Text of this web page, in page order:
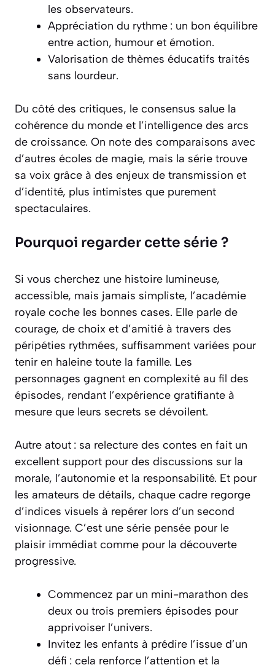
les observateurs.
Appréciation du rythme : un bon équilibre
entre action, humour et émotion.
Valorisation de thèmes éducatifs traités
sans lourdeur.
Du côté des critiques, le consensus salue la
cohérence du monde et l’intelligence des arcs
de croissance. On note des comparaisons avec
d’autres écoles de magie, mais la série trouve
sa voix grâce à des enjeux de transmission et
d’identité, plus intimistes que purement
spectaculaires.
Pourquoi regarder cette série ?
Si vous cherchez une histoire lumineuse,
accessible, mais jamais simpliste, l’académie
royale coche les bonnes cases. Elle parle de
courage, de choix et d’amitié à travers des
péripéties rythmées, suffisamment variées pour
tenir en haleine toute la famille. Les
personnages gagnent en complexité au fil des
épisodes, rendant l’expérience gratifiante à
mesure que leurs secrets se dévoilent.
Autre atout : sa relecture des contes en fait un
excellent support pour des discussions sur la
morale, l’autonomie et la responsabilité. Et pour
les amateurs de détails, chaque cadre regorge
d’indices visuels à repérer lors d’un second
visionnage. C’est une série pensée pour le
plaisir immédiat comme pour la découverte
progressive.
Commencez par un mini-marathon des
deux ou trois premiers épisodes pour
apprivoiser l’univers.
Invitez les enfants à prédire l’issue d’un
défi : cela renforce l’attention et la